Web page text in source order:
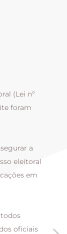
(Lei nº
foram
a
eleitoral
em
oficiais